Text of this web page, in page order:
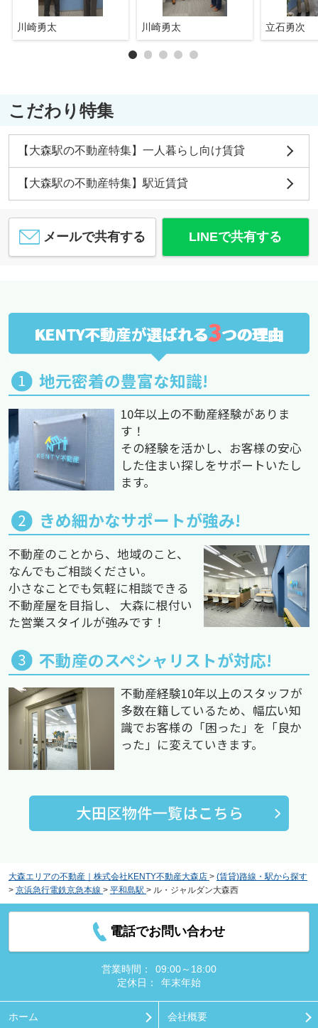
川崎勇太 川崎勇太 立石勇次
こだわり特集
【大森駅の不動産特集】一人暮らし向け賃貸
【大森駅の不動産特集】駅近賃貸
メールで共有する LINEで共有する
KENTY不動産が選ばれる3つの理由
地元密着の豊富な知識!
10年以上の不動産経験がありま
す！
その経験を活かし、お客様の安心
した住まい探しをサポートいたし
ます。
きめ細かなサポートが強み!
不動産のことから、地域のこと、
なんでもご相談ください。
小さなことでも気軽に相談できる
不動産屋を目指し、 大森に根付い
た営業スタイルが強みです！
不動産のスペシャリストが対応!
不動産経験10年以上のスタッフが
多数在籍しているため、幅広い知
識でお客様の「困った」を「良か
った」に変えていきます。
大森エリアの不動産｜株式会社KENTY不動産大森店 > (賃貸)路線・駅から探す
> 京浜急行電鉄京急本線 > 平和島駅 > ル・ジャルダン大森西
電話でお問い合わせ
営業時間：
09:00～18:00
定休日：
年末年始
ホーム 会社概要